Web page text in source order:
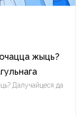
жыць?
Далучайцеся да